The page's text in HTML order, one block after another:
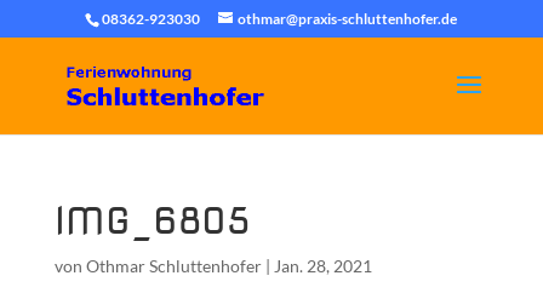
08362-923030 othmar@praxis-schluttenhofer.de
IMG_6805
von Othmar Schluttenhofer| Jan. 28, 2021